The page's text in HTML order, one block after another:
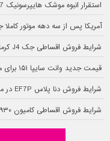
استقرار انبوه موشک هایپرسونیک DF-17 چین آغاز شد؛ سلاحی با رهگیری بسیار دشوار
آمریکا پس از سه دهه موتور
شرایط فروش اقساطی جک J4 کرمان موتور در مرداد 1405
قیمت جدید وانت سایپا ۱۵۱ برای مصرف‌کننده در مرداد ۱۴۰۵ اعلام شد
شرایط فروش دنا پلاس EF7P در مرداد 1405 اعلام شد
شرایط فروش اقساطی کامیون ۱۹۳۰ ایران خودرو دیزل در مرداد ۱۴۰۵